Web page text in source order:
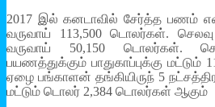
2017 இல் கனடாவில் சேர்த்த பணம்
வருவாய் 113,500 டொலர்கள்.
வருவாய் 50,150 டொலர்கள்.
பயணத்துக்கும் பாதுகாப்புக்கு
ஏழை பங்காளன் தங்கியிருந் 5
மட்டும் டொலர் 2,384 டொலர்கள் ஆகும்